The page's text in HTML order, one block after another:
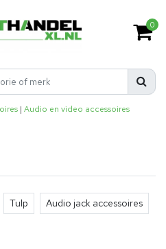
0
| Audio en video accessoires
Tulp Audio jack accessoires